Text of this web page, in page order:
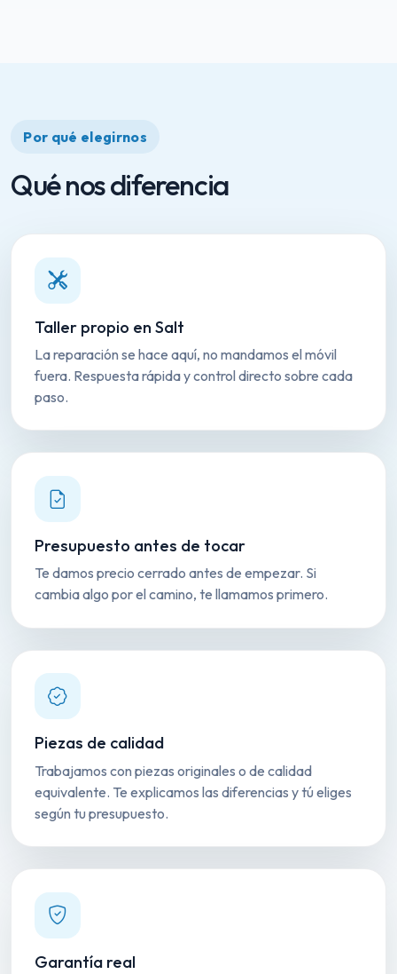
Por qué elegirnos
Qué nos diferencia
Taller propio en Salt
La reparación se hace aquí, no mandamos el móvil
fuera. Respuesta rápida y control directo sobre cada
paso.
Presupuesto antes de tocar
Te damos precio cerrado antes de empezar. Si
cambia algo por el camino, te llamamos primero.
Piezas de calidad
Trabajamos con piezas originales o de calidad
equivalente. Te explicamos las diferencias y tú eliges
según tu presupuesto.
Garantía real